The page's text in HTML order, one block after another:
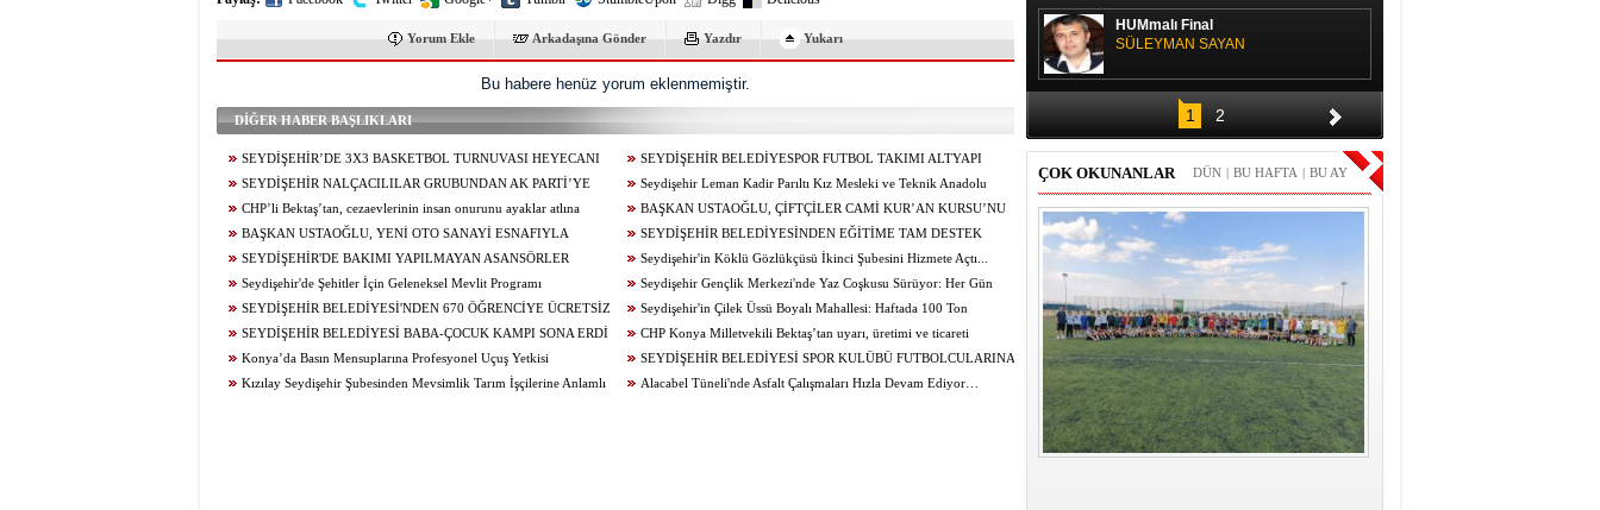
Yorum Ekle Arkadaşına Gönder Yazdır Yukarı
Bu habere henüz yorum eklenmemiştir.
DİĞER HABER BAŞLIKLARI
SEYDİŞEHİR’DE 3X3 BASKETBOL TURNUVASI HEYECANI
SONA ERDİ
SEYDİŞEHİR BELEDİYESPOR FUTBOL TAKIMI ALTYAPI
SEÇMELERİ TAMAMLANDI
SEYDİŞEHİR NALÇACILILAR GRUBUNDAN AK PARTİ’YE
ZİYARET
Seydişehir Leman Kadir Parıltı Kız Mesleki ve Teknik Anadolu
Lisesi Öğrencileri Erasmus+ ile Avrupa’ya Açılıyor
CHP’li Bektaş’tan, cezaevlerinin insan onurunu ayaklar atlına
alınan mekânlara dönüşmesine tepki
BAŞKAN USTAOĞLU, ÇİFTÇİLER CAMİ KUR’AN KURSU’NU
ZİYARET ETTİ
BAŞKAN USTAOĞLU, YENİ OTO SANAYİ ESNAFIYLA
KAHVALTIDA BULUŞTU
SEYDİŞEHİR BELEDİYESİNDEN EĞİTİME TAM DESTEK
SEYDİŞEHİR'DE BAKIMI YAPILMAYAN ASANSÖRLER
MÜHÜRLENDİ
Seydişehir'in Köklü Gözlükçüsü İkinci Şubesini Hizmete Açtı...
Seydişehir'de Şehitler İçin Geleneksel Mevlit Programı
Düzenlendi...
Seydişehir Gençlik Merkezi'nde Yaz Coşkusu Sürüyor: Her Gün
Yeni Bir Etkinlik, Her Gün Yeni Bir Heyecan...
SEYDİŞEHİR BELEDİYESİ'NDEN 670 ÖĞRENCİYE ÜCRETSİZ
TERCİH DANIŞMANLIĞI
Seydişehir'in Çilek Üssü Boyalı Mahallesi: Haftada 100 Ton
Üretim...
SEYDİŞEHİR BELEDİYESİ BABA-ÇOCUK KAMPI SONA ERDİ
CHP Konya Milletvekili Bektaş’tan uyarı, üretimi ve ticareti
canlandıracak adımlar gecikmeden atılmalıdır
Konya’da Basın Mensuplarına Profesyonel Uçuş Yetkisi
SEYDİŞEHİR BELEDİYESİ SPOR KULÜBÜ FUTBOLCULARINA
BAŞAKŞEHİR ‘DEN DAVET
Kızılay Seydişehir Şubesinden Mevsimlik Tarım İşçilerine Anlamlı
Alacabel Tüneli'nde Asfalt Çalışmaları Hızla Devam Ediyor…
HUMmalı Final
SÜLEYMAN SAYAN
SPOR SOHBETİ
H. Yüksel GÜLAY
1 2
ÇOK OKUNANLAR BU AY
|
BU HAFTA
|
DÜN